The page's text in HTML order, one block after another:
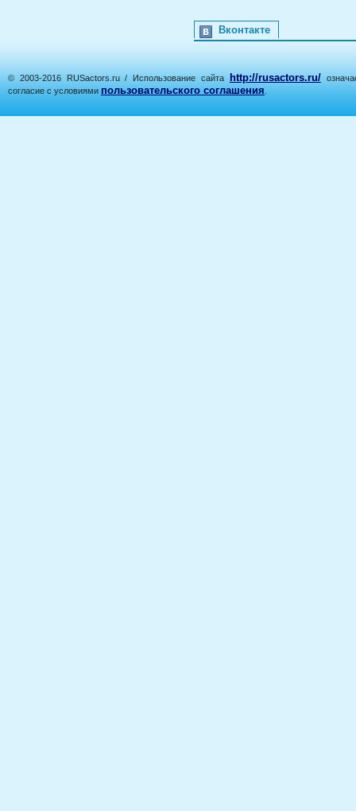
Вконтакте
© 2003-2016 RUSactors.ru / Использование сайта http://rusactors.ru/
согласие с условиями пользовательского соглашения